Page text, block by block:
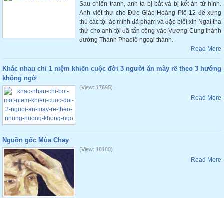
Sau chiến tranh, anh ta bị bắt và bị kết án tử hình.
Anh viết thư cho Đức Giáo Hoàng Piô 12 để xưng
thú các tội ác mình đã phạm và đặc biệt xin Ngài tha
thứ cho anh tội đã tấn công vào Vương Cung thánh
đường Thánh Phaolô ngoại thành.
Read More
Khác nhau chỉ 1 niệm khiến cuộc đời 3 người ăn mày rẽ theo 3 hướng
không ngờ
(View: 17695)
Read More
Nguồn gốc Mùa Chay
(View: 18180)
Read More